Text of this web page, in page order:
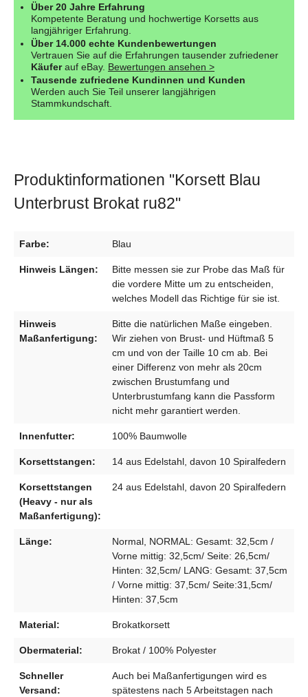
Über 20 Jahre Erfahrung
Kompetente Beratung und hochwertige Korsetts aus
langjähriger Erfahrung.
Über 14.000 echte Kundenbewertungen
Vertrauen Sie auf die Erfahrungen tausender zufriedener
Käuferauf eBay. Bewertungen ansehen >
Tausende zufriedene Kundinnen und Kunden
Werden auch Sie Teil unserer langjährigen
Stammkundschaft.
Produktinformationen "Korsett Blau
Unterbrust Brokat ru82"
Farbe: Blau
Hinweis Längen:
Bitte messen sie zur Probe das Maß für
die vordere Mitte um zu entscheiden,
welches Modell das Richtige für sie ist.
Hinweis
Maßanfertigung:
Bitte die natürlichen Maße eingeben.
Wir ziehen von Brust- und Hüftmaß 5
cm und von der Taille 10 cm ab. Bei
einer Differenz von mehr als 20cm
zwischen Brustumfang und
Unterbrustumfang kann die Passform
nicht mehr garantiert werden.
Innenfutter: 100% Baumwolle
Korsettstangen: 14 aus Edelstahl, davon 10 Spiralfedern
Korsettstangen
(Heavy - nur als
Maßanfertigung):
24 aus Edelstahl, davon 20 Spiralfedern
Länge:
Normal, NORMAL: Gesamt: 32,5cm /
Vorne mittig: 32,5cm/ Seite: 26,5cm/
Hinten: 32,5cm/ LANG: Gesamt: 37,5cm
/ Vorne mittig: 37,5cm/ Seite:31,5cm/
Hinten: 37,5cm
Material: Brokatkorsett
Obermaterial: Brokat / 100% Polyester
Schneller
Versand:
Auch bei Maßanfertigungen wird es
spätestens nach 5 Arbeitstagen nach